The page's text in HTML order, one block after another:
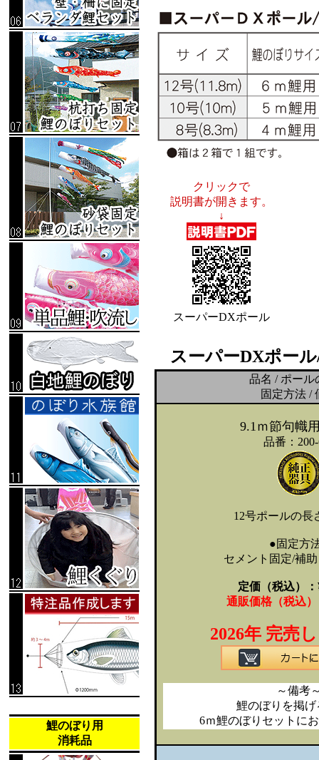
鯉のぼり用
消耗品
クリックで
説明書が開きます。
↓
スーパーDXポール
スーパーDXポー
品名 / ポール
固定方法 /
9.1ｍ節句幟
品番：
12号ポールの長
●固定方
セメント固定/補
定価（税込）：
通販価格（税込
2026年 完売
～備考
鯉のぼりを掲げ
6ｍ鯉のぼりセットに